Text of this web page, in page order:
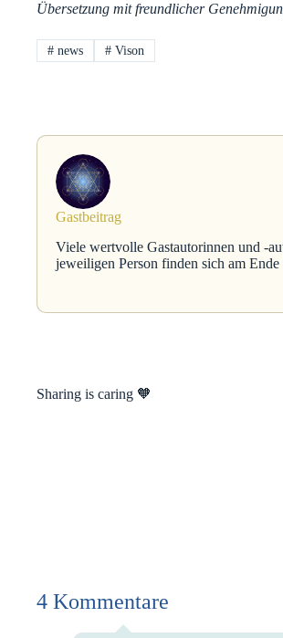
Übersetzung mit freundlicher
#news #Vison
Sharing is caring 🧡
Gastbeitrag
Viele wertvolle Gastautorinnen und -
jeweiligen Person finden sich am
4 Kommentare